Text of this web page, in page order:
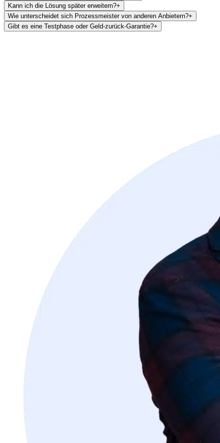
Kann ich die Lösung später erweitern?+
Wie unterscheidet sich Prozessmeister von anderen Anbietern?+
Gibt es eine Testphase oder Geld-zurück-Garantie?+